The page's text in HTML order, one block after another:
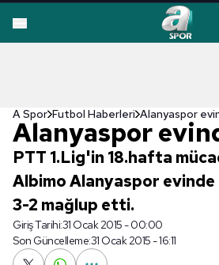
A Spor Futbol Haberleri Alanyaspor
Alanyaspor
PTT 1.Lig'in 18.hafta
Albimo Alanyaspor
3-2 mağlup etti.
Giriş Tarihi:31 Ocak 2015 - 00:00
Son Güncelleme:31 Ocak 2015 - 16:11